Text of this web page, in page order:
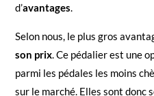
d’avantages.
Selon nous, le plus gros
son prix. Ce pédalier est une
parmi les pédales les moins
sur le marché. Elles sont donc